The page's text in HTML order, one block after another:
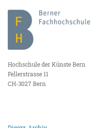
Hochschule der Künste Bern
Fellerstrasse 11
CH-3027 Bern